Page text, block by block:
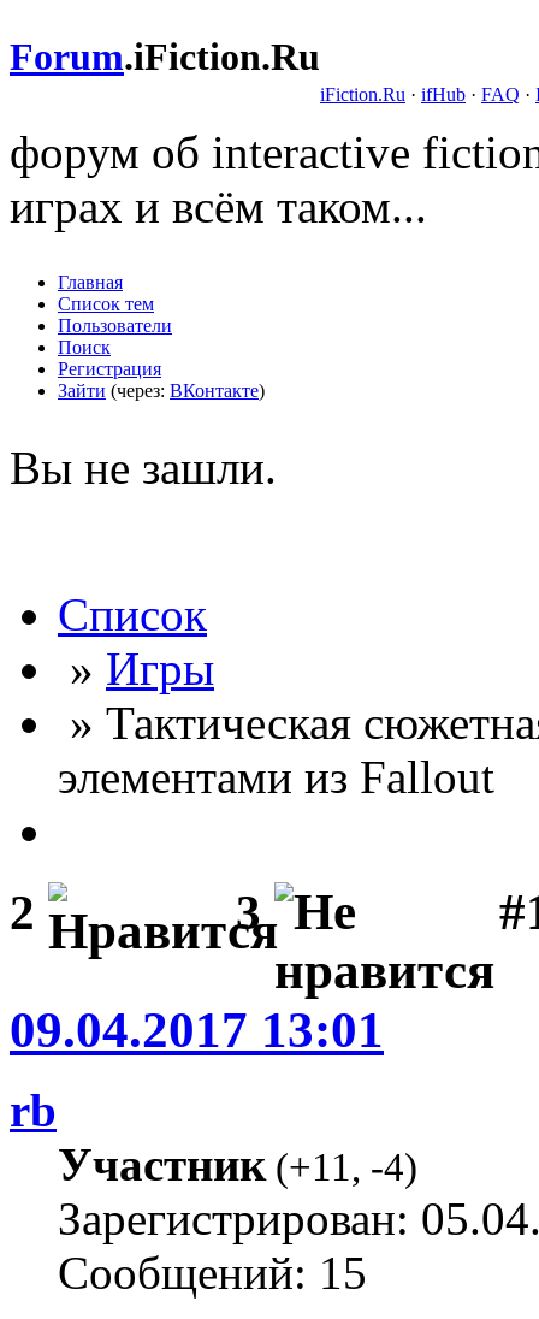
Forum.iFiction.Ru
iFiction.Ru · ifHub · FAQ ·
форум об interactive
играх и всём таком...
Главная
Список тем
Пользователи
Поиск
Регистрация
Зайти (через: ВКонтакте)
Вы не зашли.
Список
» Игры
» Тактическая
элементами из Fallout
2 3
09.04.2017 13:01
rb
Участник(+11, -4)
Зарегистрирован:
Сообщений: 15